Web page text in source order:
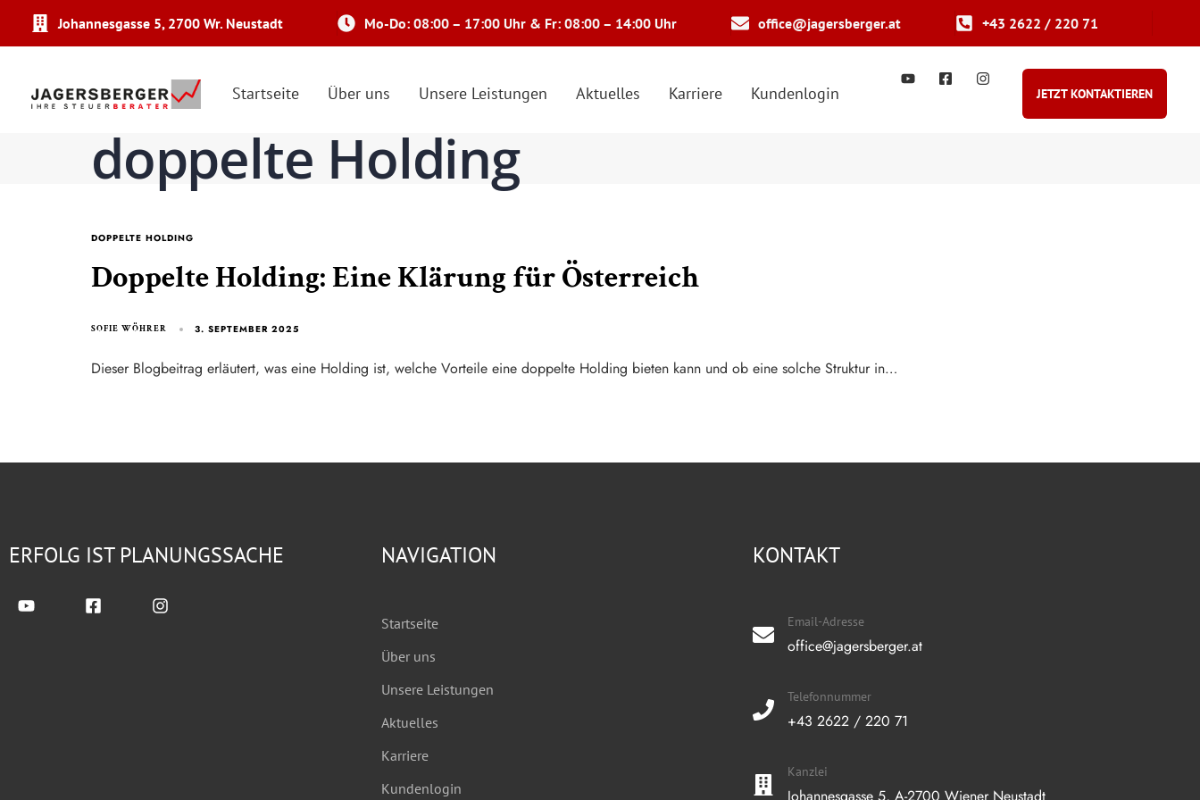
Johannesgasse 5, 2700 Wr. Neustadt Mo-Do: 08:00 – 17:00 Uhr & Fr: 08:00 – 14:00 Uhr office@jagersberger.at +43 2622 / 220 71
Startseite Über uns Unsere Leistungen Aktuelles Karriere Kundenlogin JETZT KONTAKTIEREN
doppelte Holding
DOPPELTE HOLDING
Doppelte Holding: Eine Klärung für Österreich
SOFIE WÖHRER 3. SEPTEMBER 2025
Dieser Blogbeitrag erläutert, was eine Holding ist, welche Vorteile eine doppelte Holding bieten kann und ob eine solche Struktur in…
ERFOLG IST PLANUNGSSACHE NAVIGATION
Startseite
Über uns
Unsere Leistungen
Aktuelles
Karriere
Kundenlogin
KONTAKT
Email-Adresse
office@jagersberger.at
Telefonnummer
+43 2622 / 220 71
Kanzlei
Johannesgasse 5, A-2700 Wiener Neustadt